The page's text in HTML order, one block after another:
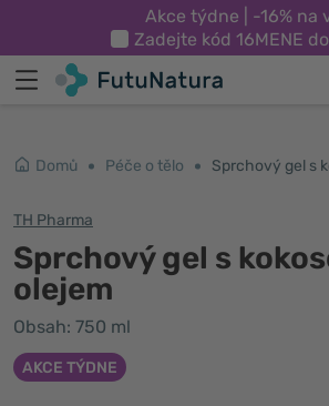
Akce týdne | -16% na
Zadejte kód 16MENE
Domů Péče o tělo
TH Pharma
Sprchový gel s
olejem
Obsah: 750 ml
AKCE TÝDNE